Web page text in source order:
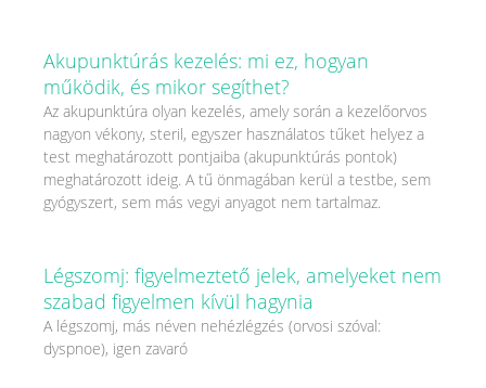
Akupunktúrás kezelés: mi ez, hogyan
működik, és mikor segíthet?
Az akupunktúra olyan kezelés, amely során a kezelőorvos
nagyon vékony, steril, egyszer használatos tűket helyez a
test meghatározott pontjaiba (akupunktúrás pontok)
meghatározott ideig. A tű önmagában kerül a testbe, sem
gyógyszert, sem más vegyi anyagot nem tartalmaz.
Légszomj: figyelmeztető jelek, amelyeket nem
szabad figyelmen kívül hagynia
A légszomj, más néven nehézlégzés (orvosi szóval:
dyspnoe), igen zavaró